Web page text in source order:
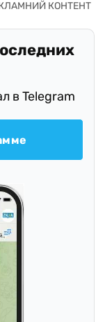
в Telegram